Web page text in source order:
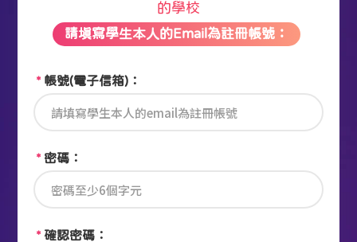
的學校
請填寫學生本人的Email為註冊帳號
* 帳號(電子信箱)：
* 密碼：
* 確認密碼：